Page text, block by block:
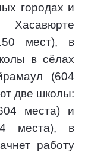
городах и
мест), в
в сёлах
(604
две школы:
места) и
места), в
работу